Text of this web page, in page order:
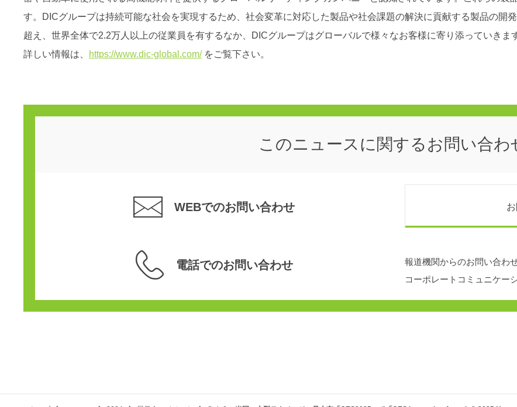
す。DICグループは持続可能な社会を実現するため、社会変革に対応した製品や社会課題の解決に貢献する製品の開
超え、世界全体で2.2万人以上の従業員を有するなか、DICグループはグローバルで様々なお客様に寄り添っていきま
詳しい情報は、
https://www.dic-global.com/をご覧下さい。
このニュースに関するお問い合わ
WEBでのお問い合わせ
電話でのお問い合わせ
報道機関からのお問い合わ
コーポレートコミュニケー